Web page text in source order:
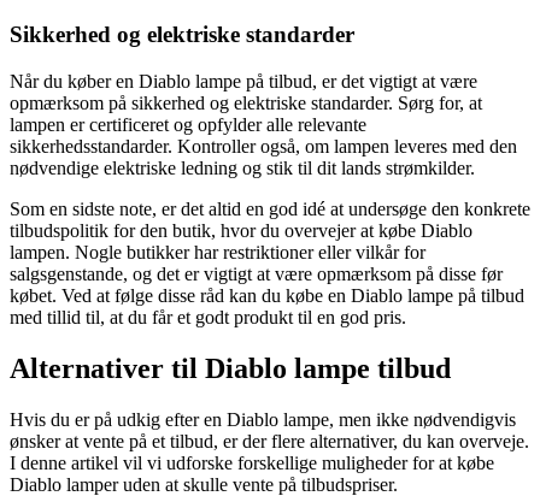
Sikkerhed og elektriske standarder
Når du køber en Diablo lampe på tilbud, er det vigtigt at være
opmærksom på sikkerhed og elektriske standarder. Sørg for, at
lampen er certificeret og opfylder alle relevante
sikkerhedsstandarder. Kontroller også, om lampen leveres med den
nødvendige elektriske ledning og stik til dit lands strømkilder.
Som en sidste note, er det altid en god idé at undersøge den konkrete
tilbudspolitik for den butik, hvor du overvejer at købe Diablo
lampen. Nogle butikker har restriktioner eller vilkår for
salgsgenstande, og det er vigtigt at være opmærksom på disse før
købet. Ved at følge disse råd kan du købe en Diablo lampe på tilbud
med tillid til, at du får et godt produkt til en god pris.
Alternativer til Diablo lampe tilbud
Hvis du er på udkig efter en Diablo lampe, men ikke nødvendigvis
ønsker at vente på et tilbud, er der flere alternativer, du kan overveje.
I denne artikel vil vi udforske forskellige muligheder for at købe
Diablo lamper uden at skulle vente på tilbudspriser.